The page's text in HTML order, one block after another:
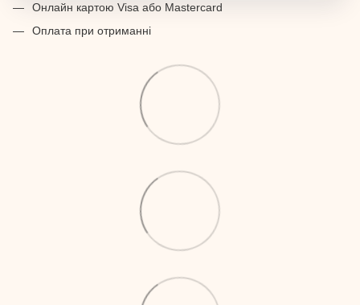
Онлайн картою Visa або Mastercard
Оплата при отриманні